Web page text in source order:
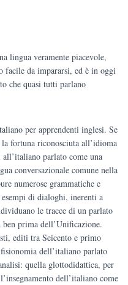
lingua veramente piacevole,
facile da impararsi, ed è in oggi
che quasi tutti parlano
per apprendenti inglesi. Se
fortuna riconosciuta all’idioma
parlato come una
conversazionale comune nella
numerose grammatiche e
di dialoghi, inerenti a
le tracce di un parlato
prima dell’Unificazione.
editi tra Seicento e primo
dell’italiano parlato
quella glottodidattica, per
dell’italiano come